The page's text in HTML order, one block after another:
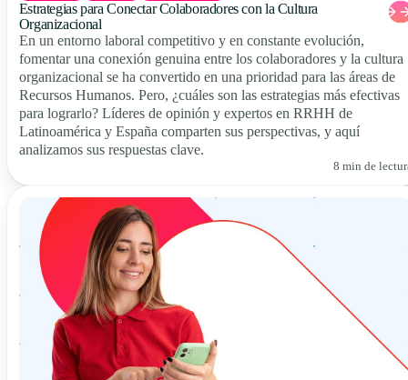
Estrategias para Conectar Colaboradores con la Cultura
Organizacional
En un entorno laboral competitivo y en constante evolución,
fomentar una conexión genuina entre los colaboradores y la cultura
organizacional se ha convertido en una prioridad para las áreas de
Recursos Humanos. Pero, ¿cuáles son las estrategias más efectivas
para lograrlo? Líderes de opinión y expertos en RRHH de
Latinoamérica y España comparten sus perspectivas, y aquí
analizamos sus respuestas clave.
8 min de